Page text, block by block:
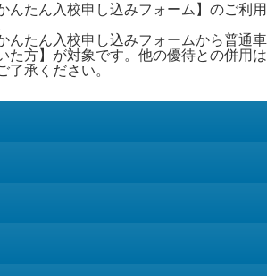
んたん入校申し込みフォーム】のご利用
んたん入校申し込みフォームから普通車
た方】が対象です。他の優待との併用は
了承ください。